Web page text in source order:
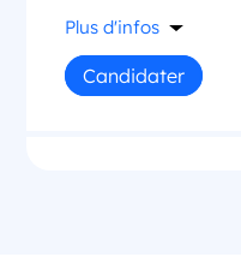
Plus d'infos
Candidater